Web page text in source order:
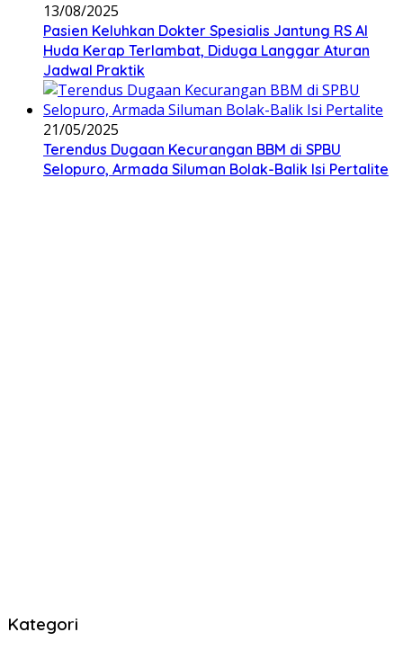
13/08/2025
Pasien Keluhkan Dokter Spesialis Jantung RS Al
Huda Kerap Terlambat, Diduga Langgar Aturan
Jadwal Praktik
21/05/2025
Terendus Dugaan Kecurangan BBM di SPBU
Selopuro, Armada Siluman Bolak-Balik Isi Pertalite
Kategori